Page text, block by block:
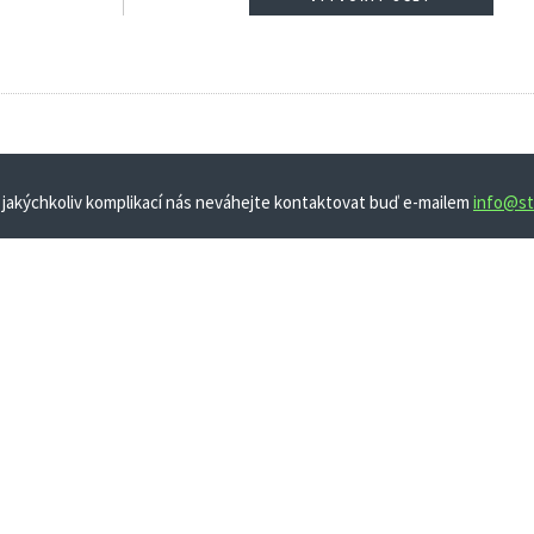
jakýchkoliv komplikací nás neváhejte kontaktovat buď e-mailem